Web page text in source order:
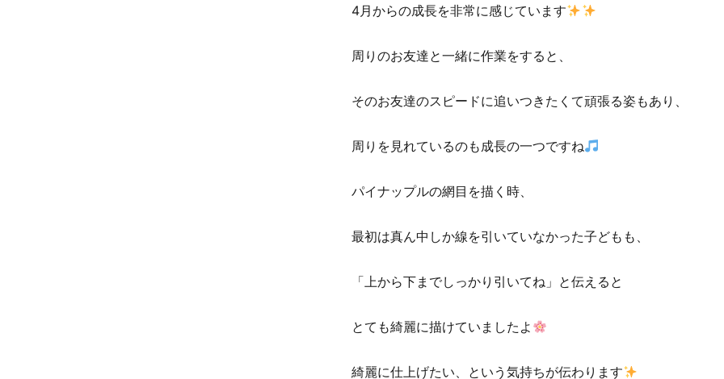
4月からの成長を非常に感じています
周りのお友達と一緒に作業をすると、
そのお友達のスピードに追いつきたくて頑張る姿もあり、
周りを見れているのも成長の一つですね
パイナップルの網目を描く時、
最初は真ん中しか線を引いていなかった子どもも、
「上から下までしっかり引いてね」と伝えると
とても綺麗に描けていましたよ
綺麗に仕上げたい、という気持ちが伝わります